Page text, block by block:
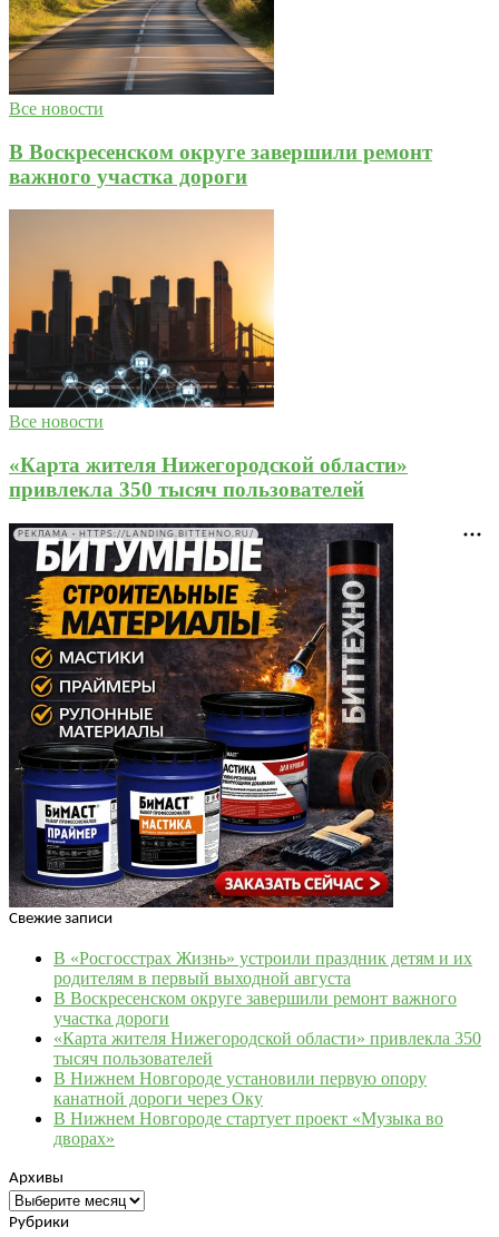
Все новости
В Воскресенском округе завершили ремонт
важного участка дороги
Все новости
«Карта жителя Нижегородской области»
привлекла 350 тысяч пользователей
РЕКЛАМА • HTTPS://LANDING.BITTEHNO.RU/
Свежие записи
В «Росгосстрах Жизнь» устроили праздник детям и их
родителям в первый выходной августа
В Воскресенском округе завершили ремонт важного
участка дороги
«Карта жителя Нижегородской области» привлекла 350
тысяч пользователей
В Нижнем Новгороде установили первую опору
канатной дороги через Оку
В Нижнем Новгороде стартует проект «Музыка во
дворах»
Архивы
Архивы
Рубрики